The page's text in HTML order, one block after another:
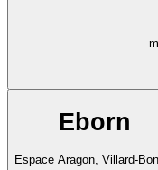
Eborn
Espace Aragon, Villard-